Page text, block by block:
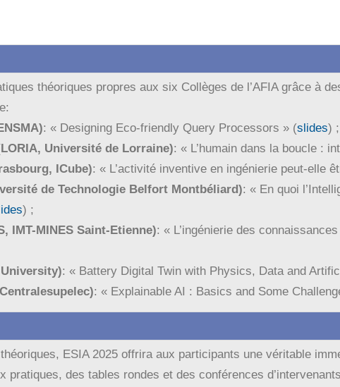
théoriques propres aux six Collèges de l’AFIA grâce à
: « Designing Eco-friendly Query Processors » (slides) ;
Université de Lorraine): « L’humain dans la boucle :
ICube): « L’activité inventive en ingénierie peut-elle
de Technologie Belfort Montbéliard): « En quoi
) ;
IMT-MINES Saint-Etienne): « L’ingénierie des
: « Battery Digital Twin with Physics, Data and
: « Explainable AI : Basics and Some
ESIA 2025 offrira aux participants une véritable
pratiques, des tables rondes et des conférences